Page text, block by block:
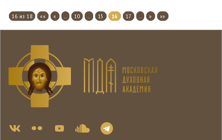
16 из 18 «« « ... 10 ... 15 16 17 ... » »»